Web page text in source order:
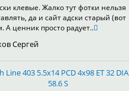
клевые. Жалко тут фотки нельзя
да и сайт адски старый (вот
ценник просто радует..
Сергей
Line 403 5.5x14 PCD 4x98 ET 32 DIA
58.6 S